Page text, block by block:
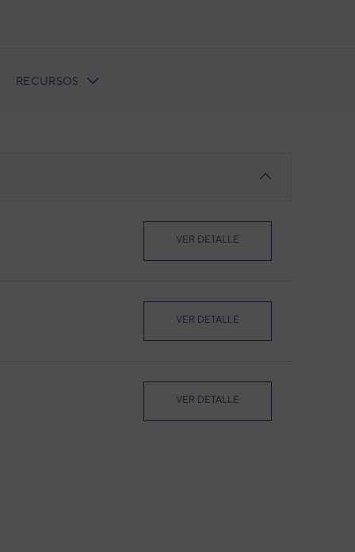
RECURSOS
VER DETALLE
VER DETALLE
VER DETALLE